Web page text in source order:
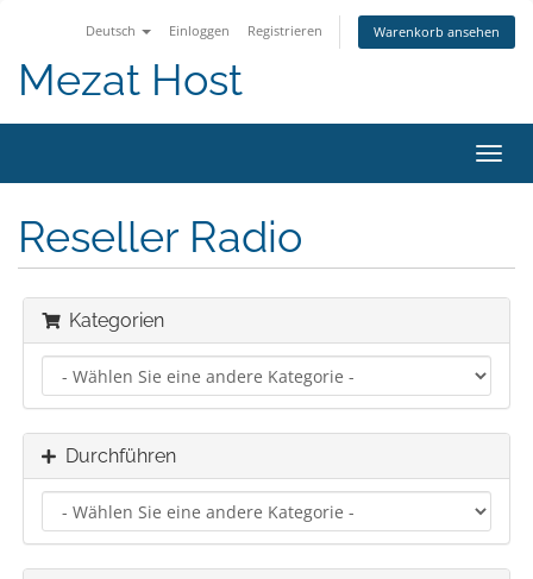
Deutsch Einloggen Registrieren Warenkorb ansehen
Mezat Host
ein-/
Reseller Radio
Kategorien
Durchführen